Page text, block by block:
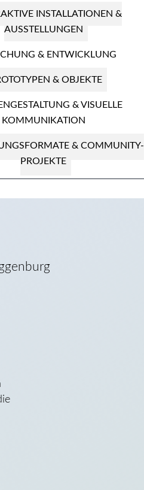
INSTALLATIONEN &
AUSSTELLUNGEN
& ENTWICKLUNG
& OBJEKTE
& VISUELLE
KOMMUNIKATION
& COMMUNITY-
PROJEKTE